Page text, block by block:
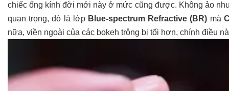
chiếc ống kính đời mới này ở mức cũng được. Không ảo
quan trọng, đó là lớp Blue-spectrum Refractive (BR) mà
nữa, viền ngoài của các bokeh trông bị tối hơn, chính điều